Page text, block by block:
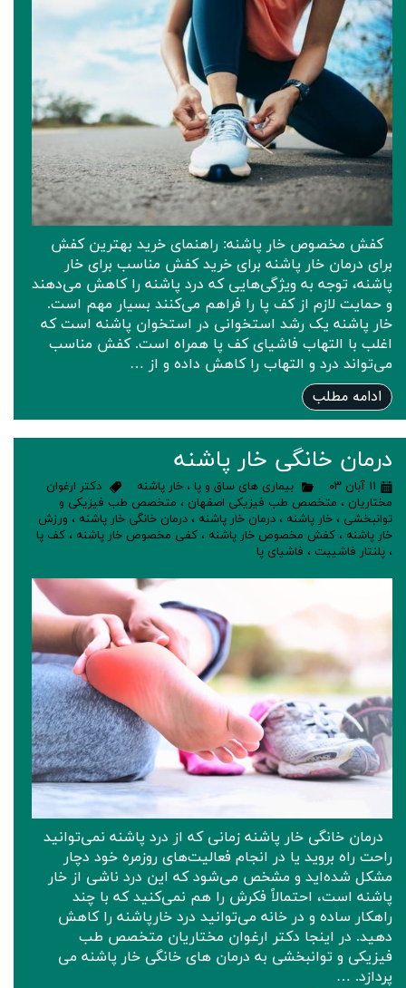
کفش مخصوص خار پاشنه: راهنمای خرید بهترین کفش
برای درمان خار پاشنه برای خرید کفش مناسب برای خار
پاشنه، توجه به ویژگی‌هایی که درد پاشنه را کاهش می‌دهند
و حمایت لازم از کف پا را فراهم می‌کنند بسیار مهم است.
خار پاشنه یک رشد استخوانی در استخوان پاشنه است که
اغلب با التهاب فاشیای کف پا همراه است. کفش مناسب
می‌تواند درد و التهاب را کاهش داده و از …
ادامه مطلب
درمان خانگی خار پاشنه
۱۱ آبان ۰۳ بیماری های ساق و پا ، خار پاشنه
دکتر ارغوان
مختاریان ، متخصص طب فیزیکی اصفهان ، متخصص طب فیزیکی و
توانبخشی ، خار پاشنه ، درمان خار پاشنه ، درمان خانگی خار پاشنه ، ورزش
خار پاشنه ، کفش مخصوص خار پاشنه ، کفی مخصوص خار پاشنه ، کف پا
، پلنتار فاشییت ، فاشیای پا
درمان خانگی خار پاشنه زمانی که از درد پاشنه نمی‌توانید
راحت راه بروید یا در انجام فعالیت‌های روزمره خود دچار
مشکل شده‌اید و مشخص می‌شود که این درد ناشی از خار
پاشنه است، احتمالاً فکرش را هم نمی‌کنید که با چند
راهکار ساده و در خانه می‌توانید درد خارپاشنه را کاهش
دهید. در اینجا دکتر ارغوان مختاریان متخصص طب
فیزیکی و توانبخشی به درمان های خانگی خار پاشنه می
پردازد. …